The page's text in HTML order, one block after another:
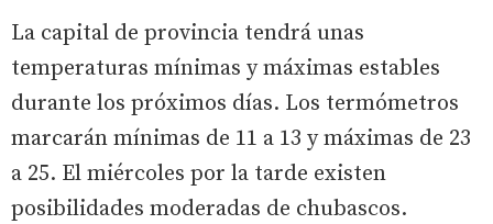
La capital de provincia tendrá unas
temperaturas mínimas y máximas estables
durante los próximos días. Los termómetros
marcarán mínimas de 11 a 13 y máximas de 23
a 25. El miércoles por la tarde existen
posibilidades moderadas de chubascos.